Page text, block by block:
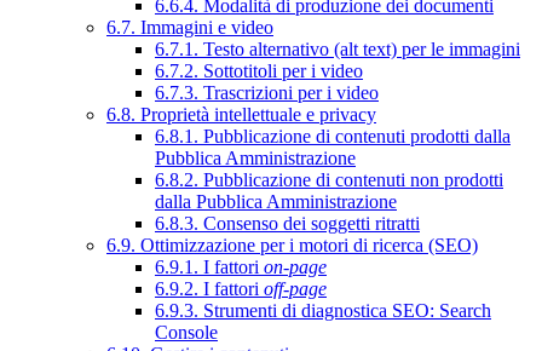
6.6.4. Modalità di produzione dei documenti
6.7. Immagini e video
6.7.1. Testo alternativo (alt text) per le immagini
6.7.2. Sottotitoli per i video
6.7.3. Trascrizioni per i video
6.8. Proprietà intellettuale e privacy
6.8.1. Pubblicazione di contenuti prodotti dalla
Pubblica Amministrazione
6.8.2. Pubblicazione di contenuti non prodotti
dalla Pubblica Amministrazione
6.8.3. Consenso dei soggetti ritratti
6.9. Ottimizzazione per i motori di ricerca (SEO)
6.9.1. I fattori on-page
6.9.2. I fattori off-page
6.9.3. Strumenti di diagnostica SEO: Search
Console